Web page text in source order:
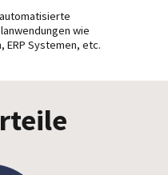
wie
ERP Systemen, etc.